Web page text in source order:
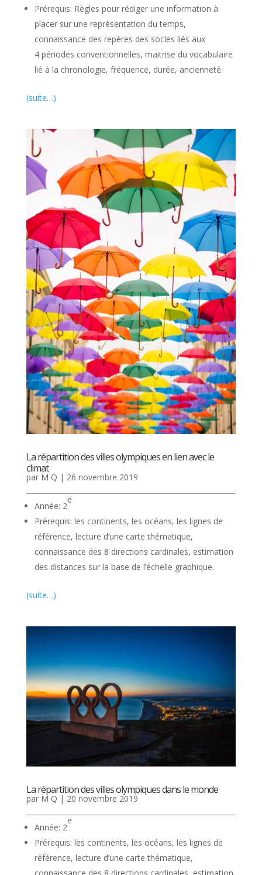
Prérequis: Règles pour rédiger une information à
placer sur une représentation du temps,
connaissance des repères des socles liés aux
4 périodes conventionnelles, maitrise du vocabulaire
lié à la chronologie, fréquence, durée, ancienneté.
(suite…)
La répartition des villes olympiques en lien avec le
climat
par M Q | 26 novembre 2019
Année: 2
e
Prérequis: les continents, les océans, les lignes de
référence, lecture d’une carte thématique,
connaissance des 8 directions cardinales, estimation
des distances sur la base de l’échelle graphique.
(suite…)
La répartition des villes olympiques dans le monde
par M Q | 20 novembre 2019
Année: 2
e
Prérequis: les continents, les océans, les lignes de
référence, lecture d’une carte thématique,
connaissance des 8 directions cardinales, estimation